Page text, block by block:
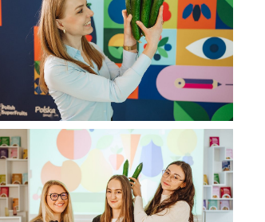
394 KB
CORE TEAM Konferencja luty 2025
(40).jpg
294 KB